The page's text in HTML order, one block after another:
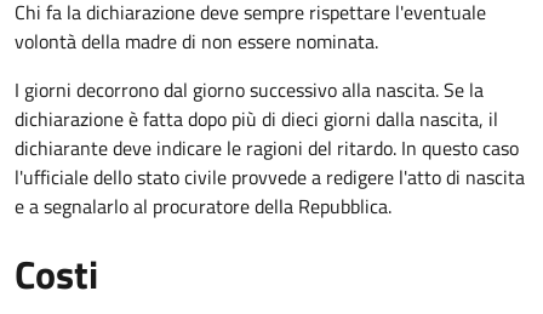
Chi fa la dichiarazione deve sempre rispettare l'eventuale
volontà della madre di non essere nominata.
I giorni decorrono dal giorno successivo alla nascita. Se la
dichiarazione è fatta dopo più di dieci giorni dalla nascita, il
dichiarante deve indicare le ragioni del ritardo. In questo caso
l'ufficiale dello stato civile provvede a redigere l'atto di nascita
e a segnalarlo al procuratore della Repubblica.
Costi